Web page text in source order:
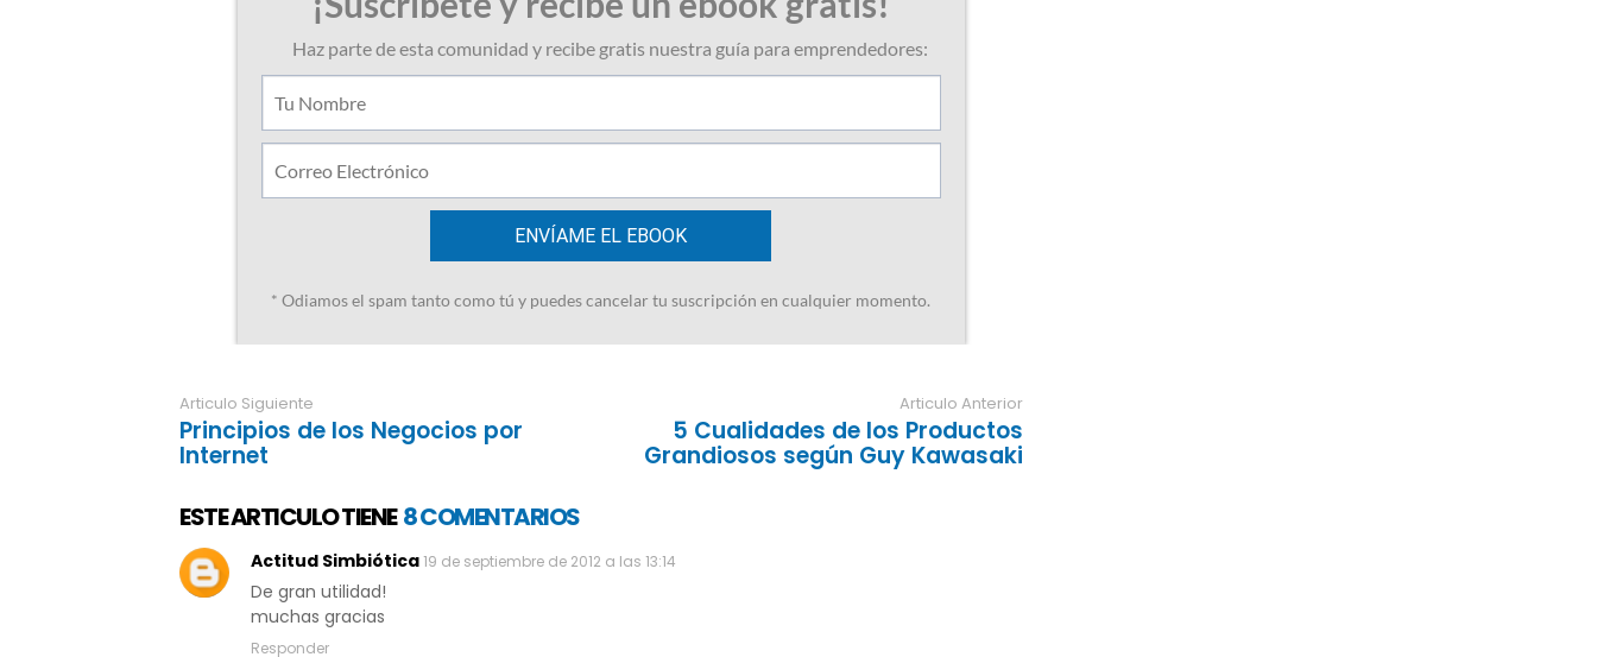
Articulo Siguiente
Principios de los Negocios por
Internet
Articulo Anterior
5 Cualidades de los Productos
Grandiosos según Guy Kawasaki
ESTE ARTICULO TIENE 8 COMENTARIOS
Actitud Simbiótica19 de septiembre de 2012 a las 13:14
De gran utilidad!
muchas gracias
Responder